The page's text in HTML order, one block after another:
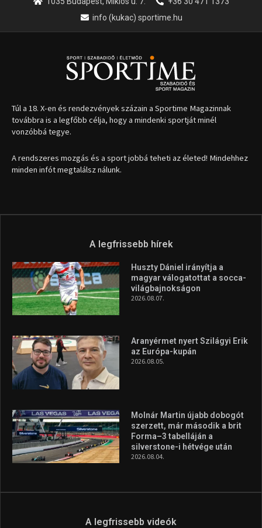
info (kukac) sportime.hu
Túl a 18. X-en és rendezvények százain a Sportime Magazinnak
továbbra is a legfőbb célja, hogy a mindenki sportját minél
vonzóbbá tegye.
A rendszeres mozgás és a sport jobbá teheti az életed! Mindehhez
minden infót megtalálsz nálunk.
A legfrissebb hírek
Huszty Dániel irányítja a
magyar válogatottat a socca-
világbajnokságon
2026.08.07.
Aranyérmet nyert Szilágyi Erik
az Európa-kupán
2026.08.05.
Molnár Martin újabb dobogót
szerzett, már második a brit
Forma–3 tabelláján a
silverstone-i hétvége után
2026.08.04.
A legfrissebb videók